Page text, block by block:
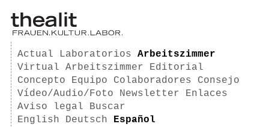
Actual Laboratorios
Arbeitszimmer
Virtual Arbeitszimmer
Editorial
Concepto
Equipo Colaboradores
Consejo
Vídeo/Audio/Foto
Newsletter
Enlaces
Aviso legal
Buscar
English
Deutsch Español